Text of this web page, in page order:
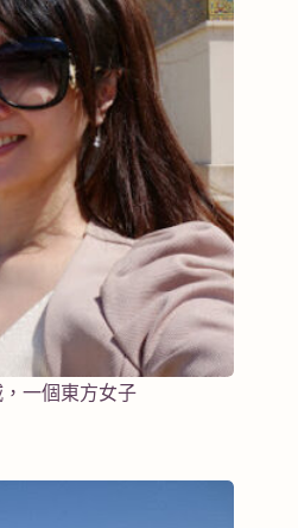
，一個東方女子